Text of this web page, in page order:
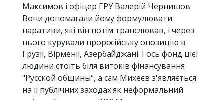
Максимов і офіцер ГРУ Валерій Чернишов.
Вони допомагали йому формулювати
наративи, які він потім транслював, і через
нього курували проросійську опозицію в
Грузії, Вірменії, Азербайджані. І ось фонд цієї
людини стоїть біля витоків фінансування
"Русской общины", а сам Михеєв з'являється
на її публічних заходах як неформальний